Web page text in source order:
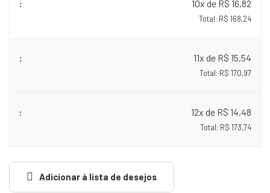
10x de R$ 16,82
Total: R$ 168,24
11x de R$ 15,54
Total: R$ 170,97
12x de R$ 14,48
Total: R$ 173,74
Adicionar à lista de desejos